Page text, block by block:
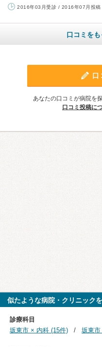
2016年03月受診 / 2016年07月投稿
口コミを
口
あなたの口コミが病院を
口コミ投稿に
似たような病院・クリニック
診療科目
坂東市 × 内科 (15件)
坂東